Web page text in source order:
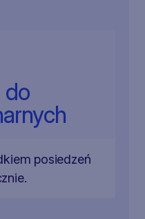
do
posiedzeń